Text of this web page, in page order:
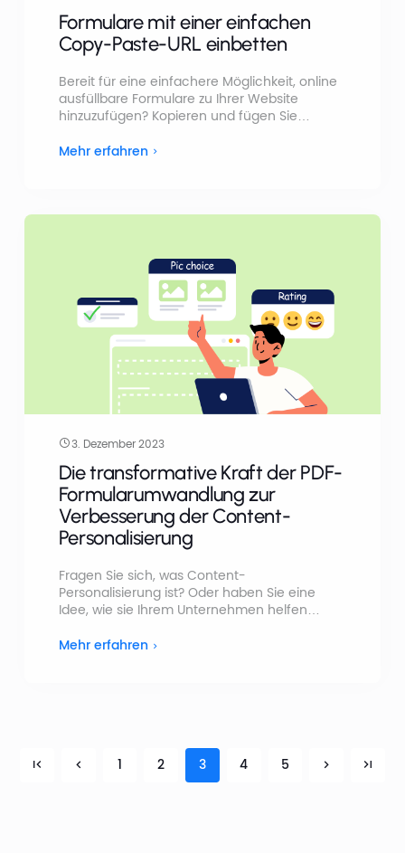
Formulare mit einer einfachen
Copy-Paste-URL einbetten
Bereit für eine einfachere Möglichkeit, online
ausfüllbare Formulare zu Ihrer Website
hinzuzufügen? Kopieren und fügen Sie
schon haben Sie es! So einfach ist das. Keine
Mehr erfahren
3. Dezember 2023
Die transformative Kraft der PDF-
Formularumwandlung zur
Verbesserung der Content-
Personalisierung
Fragen Sie sich, was Content-
Personalisierung ist? Oder haben Sie eine
Idee, wie sie Ihrem Unternehmen helfen
Personalisierung als Eckpfeiler für
mit einem besonderen Fokus auf die
Verbesserung der Benutzererfahrung durch
Content-Personalisierung.
Mehr erfahren
1 2 3 4 5